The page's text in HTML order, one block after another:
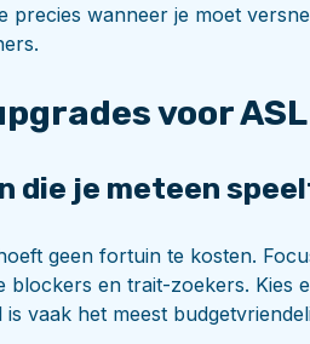
precies wanneer je moet
voor
die je meteen
geen fortuin te kosten.
en trait-zoekers. Kies
is vaak het meest